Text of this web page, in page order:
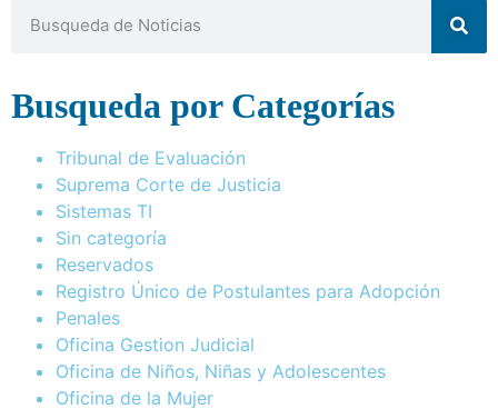
Busqueda por Categorías
Tribunal de Evaluación
Suprema Corte de Justicia
Sistemas TI
Sin categoría
Reservados
Registro Único de Postulantes para Adopción
Penales
Oficina Gestion Judicial
Oficina de Niños, Niñas y Adolescentes
Oficina de la Mujer